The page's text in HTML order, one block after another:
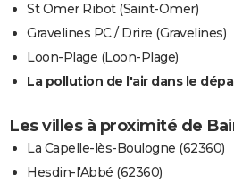
St Omer Ribot (Saint-Omer)
Gravelines PC / Drire (Gravelines)
Loon-Plage (Loon-Plage)
La pollution de l'air dans le
Les villes à proximité de
La Capelle-lès-Boulogne (62360)
Hesdin-l'Abbé (62360)